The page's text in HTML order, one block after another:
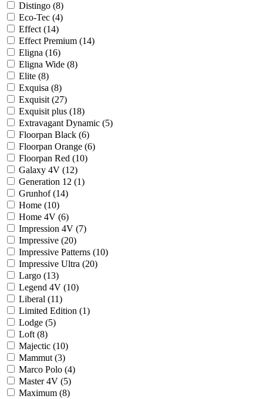
Distingo (8)
Eco-Tec (4)
Effect (14)
Effect Premium (14)
Eligna (16)
Eligna Wide (8)
Elite (8)
Exquisa (8)
Exquisit (27)
Exquisit plus (18)
Extravagant Dynamic (5)
Floorpan Black (6)
Floorpan Orange (6)
Floorpan Red (10)
Galaxy 4V (12)
Generation 12 (1)
Grunhof (14)
Home (10)
Home 4V (6)
Impression 4V (7)
Impressive (20)
Impressive Patterns (10)
Impressive Ultra (20)
Largo (13)
Legend 4V (10)
Liberal (11)
Limited Edition (1)
Lodge (5)
Loft (8)
Majectic (10)
Mammut (3)
Marco Polo (4)
Master 4V (5)
Maximum (8)